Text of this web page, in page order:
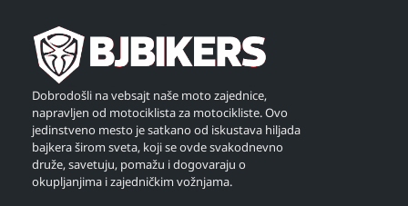
Dobrodošli na vebsajt naše moto zajednice,
napravljen od motociklista za motocikliste. Ovo
jedinstveno mesto je satkano od iskustava hiljada
bajkera širom sveta, koji se ovde svakodnevno
druže, savetuju, pomažu i dogovaraju o
okupljanjima i zajedničkim vožnjama.